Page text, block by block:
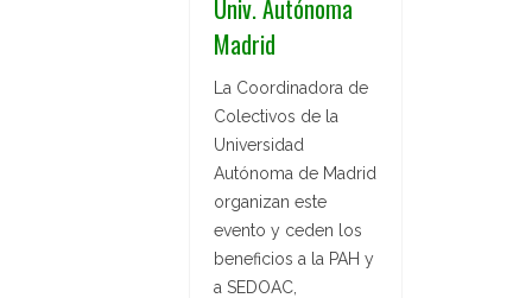
Univ. Autónoma
Madrid
La Coordinadora de
Colectivos de la
Universidad
Autónoma de Madrid
organizan este
evento y ceden los
beneficios a la PAH y
a SEDOAC,